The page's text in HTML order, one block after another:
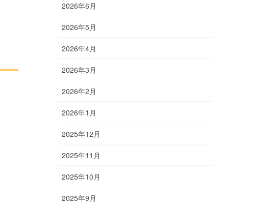
2026年6月
2026年5月
2026年4月
2026年3月
2026年2月
2026年1月
2025年12月
2025年11月
2025年10月
2025年9月